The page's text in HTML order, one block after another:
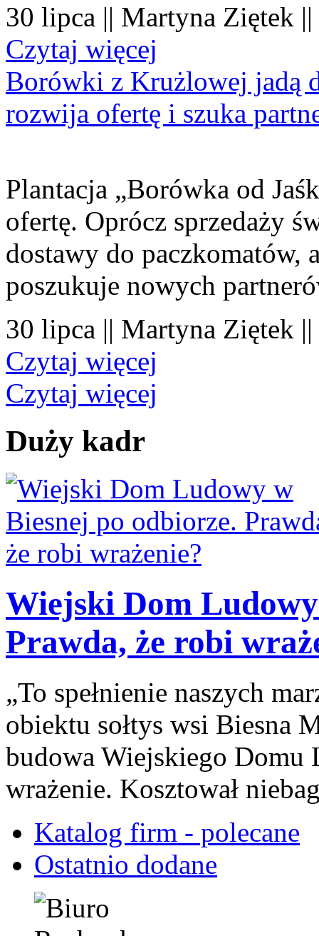
30 lipca || Martyna Ziętek
Czytaj więcej
Borówki z Krużlowej jadą
rozwija ofertę i szuka
Plantacja „Borówka od
ofertę. Oprócz sprzedaży
dostawy do paczkomatów,
poszukuje nowych
30 lipca || Martyna Ziętek
Czytaj więcej
Czytaj więcej
Duży kadr
Wiejski Dom
Prawda, że robi
„To spełnienie naszych
obiektu sołtys wsi Biesna
budowa Wiejskiego Domu
wrażenie. Kosztował
Katalog firm - polecane
Ostatnio dodane